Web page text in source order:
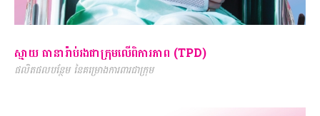
ស្មាយ ធានារ៉ាប់រងជាក្រុមលើពិការភាព (TPD)
ផលិតផលបន្ថែម នៃគម្រោងការពារជាក្រុម